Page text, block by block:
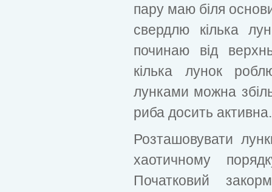
пару маю біля
свердлю кілька
починаю від
кілька лунок
лунками можна
риба досить активна.
Розташовувати
хаотичному
Початковий